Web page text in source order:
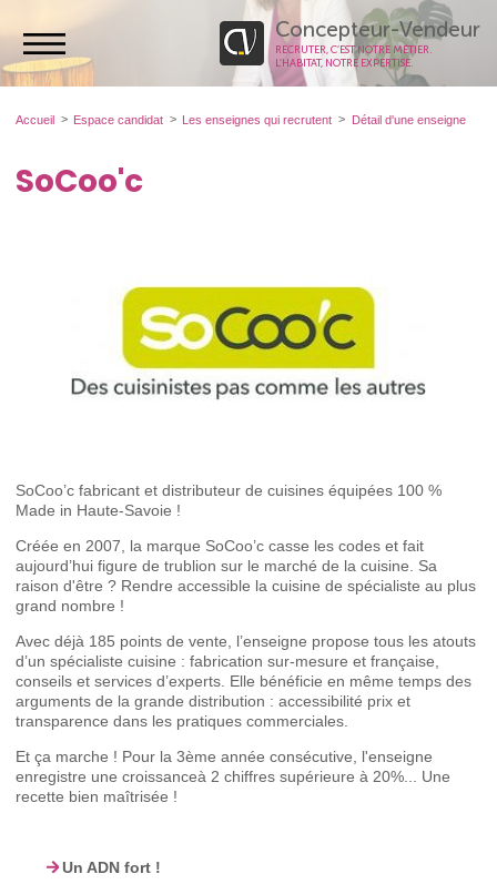
Concepteur-Vendeur
RECRUTER, C’EST NOTRE MÉTIER.
L’HABITAT, NOTRE EXPERTISE.
Accueil Espace candidat Les enseignes qui recrutent Détail d'une enseigne
SoCoo'c
SoCoo’c fabricant et distributeur de cuisines équipées 100 %
Made in Haute-Savoie !
Créée en 2007, la marque SoCoo’c casse les codes et fait
aujourd’hui figure de trublion sur le marché de la cuisine. Sa
raison d'être ? Rendre accessible la cuisine de spécialiste au plus
grand nombre !
Avec déjà 185 points de vente, l’enseigne propose tous les atouts
d’un spécialiste cuisine : fabrication sur-mesure et française,
conseils et services d’experts. Elle bénéficie en même temps des
arguments de la grande distribution : accessibilité prix et
transparence dans les pratiques commerciales.
Et ça marche ! Pour la 3ème année consécutive, l'enseigne
enregistre une croissanceà 2 chiffres supérieure à 20%... Une
recette bien maîtrisée !
Un ADN fort !